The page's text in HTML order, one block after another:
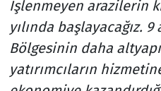
İşlenmeyen arazilerin
yılında başlayacağız.
Bölgesinin daha
yatırımcıların